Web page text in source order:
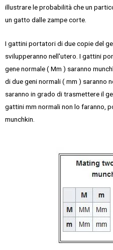
illustrare le probabilità che un
un gatto dalle zampe corte.
I gattini portatori di due copie del
svilupperanno nell'utero. I gattini
gene normale ( Mm ) saranno
di due geni normali ( mm ) saranno
saranno in grado di trasmettere il
gattini mm normali non lo faranno,
munchkin.